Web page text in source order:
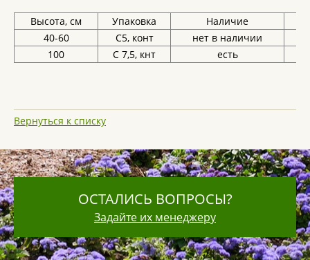
Высота, см Упаковка Наличие
40-60
С5, конт
нет в наличии
100
С 7,5, кнт есть
Вернуться к списку
ОСТАЛИСЬ ВОПРОСЫ?
Задайте их менеджеру